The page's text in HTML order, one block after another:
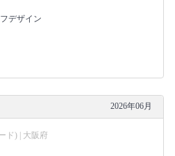
デザイン
2026年06月
ド) | 大阪府